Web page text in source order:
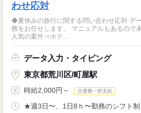
わせ応対
◆夏休みの旅行に関する問い合わせ応対 データ入力などの簡単な事
務をお任せします。 マニュアルもあるので
人気の案件⇒ホテ...
データ入力・タイピング
東京都荒川区/町屋駅
時給2,000円～ 交通費一部支給
★週3日〜、1日8ｈ〜勤務のシフト制